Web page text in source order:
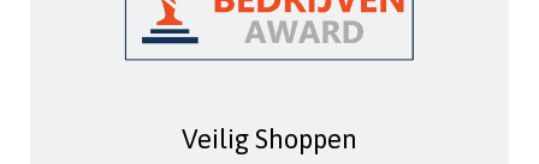
Veilig Shoppen